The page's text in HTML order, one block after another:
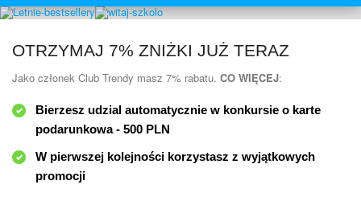
OTRZYMAJ 7% ZNIŻKI JUŻ TERAZ
Jako członek Club Trendy masz 7% rabatu. CO WIĘCEJ:
Bierzesz udzial automatycznie w konkursie o karte
podarunkowa - 500 PLN
W pierwszej kolejności korzystasz z wyjątkowych
promocji